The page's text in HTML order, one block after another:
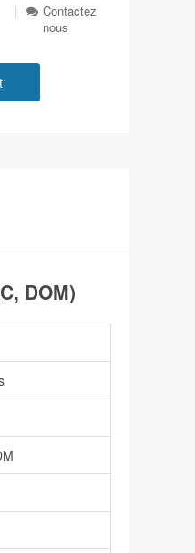
|
Contactez
nous
DOM)